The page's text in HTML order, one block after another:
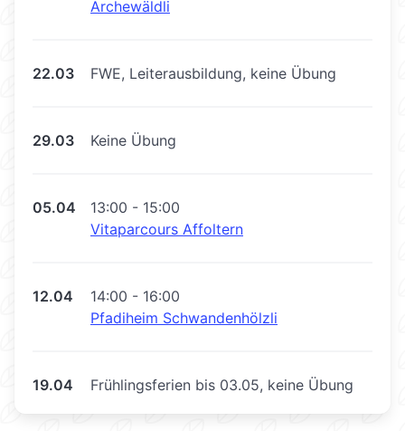
Archewäldli
22.03 FWE, Leiterausbildung, keine Übung
29.03 Keine Übung
05.04
13:00 - 15:00
Vitaparcours Affoltern
12.04
14:00 - 16:00
Pfadiheim Schwandenhölzli
19.04 Frühlingsferien bis 03.05, keine Übung